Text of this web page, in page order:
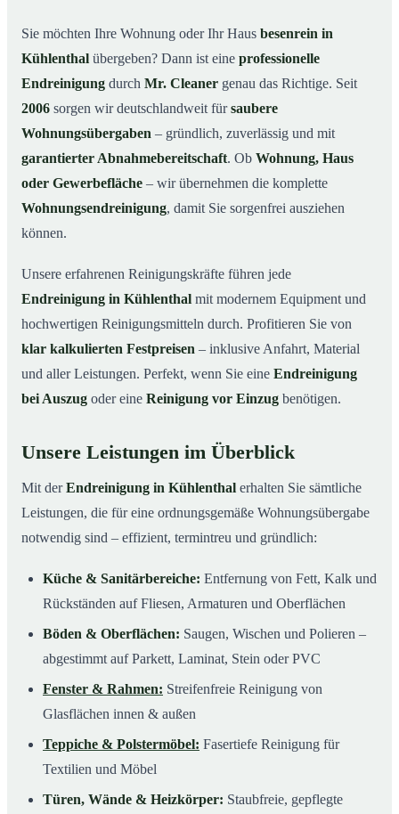
03Warum Mr. Cleaner in Kühlenthal?
04So läuft die Endreinigung in Kühlenthal ab
05Typische Anlässe für eine Endreinigung
07Jetzt Angebot anfordern
08So sieht eine professionelle Endreinigung in
Sie möchten Ihre Wohnung oder Ihr Haus besenrein in
Kühlenthal übergeben? Dann ist eine professionelle
Endreinigung durch Mr. Cleaner genau das Richtige. Seit
2006 sorgen wir deutschlandweit fürsaubere
Wohnungsübergaben – gründlich, zuverlässig und mit
garantierter Abnahmebereitschaft. Ob Wohnung, Haus
oder Gewerbefläche – wir übernehmen die komplette
Wohnungsendreinigung, damit Sie sorgenfrei ausziehen
können.
Unsere erfahrenen Reinigungskräfte führen jede
Endreinigung in Kühlenthal mit modernem Equipment und
hochwertigen Reinigungsmitteln durch. Profitieren Sie von
klar kalkulierten Festpreisen – inklusive Anfahrt, Material
und aller Leistungen. Perfekt, wenn Sie eine Endreinigung
bei Auszug oder eine Reinigung vor Einzug benötigen.
Unsere Leistungen im Überblick
Mit derEndreinigung in Kühlenthal erhalten Sie sämtliche
Leistungen, die für eine ordnungsgemäße Wohnungsübergabe
notwendig sind – effizient, termintreu und gründlich:
Küche & Sanitärbereiche: Entfernung von Fett, Kalk und
Rückständen auf Fliesen, Armaturen und Oberflächen
Böden & Oberflächen: Saugen, Wischen und Polieren –
abgestimmt auf Parkett, Laminat, Stein oder PVC
Fenster & Rahmen: Streifenfreie Reinigung von
Glasflächen innen & außen
Teppiche & Polstermöbel: Fasertiefe Reinigung für
Textilien und Möbel
Türen, Wände & Heizkörper: Staubfreie, gepflegte